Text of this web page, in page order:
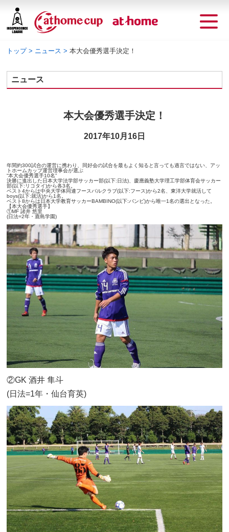
トップ ニュース 本大会優秀選手決定！
ニュース
本大会優秀選手決定！
2017年10月16日
年間約300試合の運営に携わり、同好会の試合を最もよく知ると言っても過言ではない、アッ
トホームカップ運営理事会が選ぶ
“本大会優秀選手10名”
決勝に進出した日本大学法学部サッカー部(以下:日法)、慶應義塾大学理工学部体育会サッカー
部(以下:リコタイ)から各3名。
ベスト4からは中央大学体同連フースバルクラブ(以下:フース)から2名、東洋大学就活して
boys(以下:就活)から1名。
ベスト8からは日本大学教育サッカーBAMBINO(以下:バンビ)から唯一1名の選出となった。
【本大会優秀選手】
①MF 諸井 悠里
(日法=2年・鹿島学園)
②GK 酒井 隼斗
(日法=1年・仙台育英)